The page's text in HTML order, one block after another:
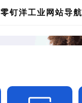
零钉洋工业网站导航